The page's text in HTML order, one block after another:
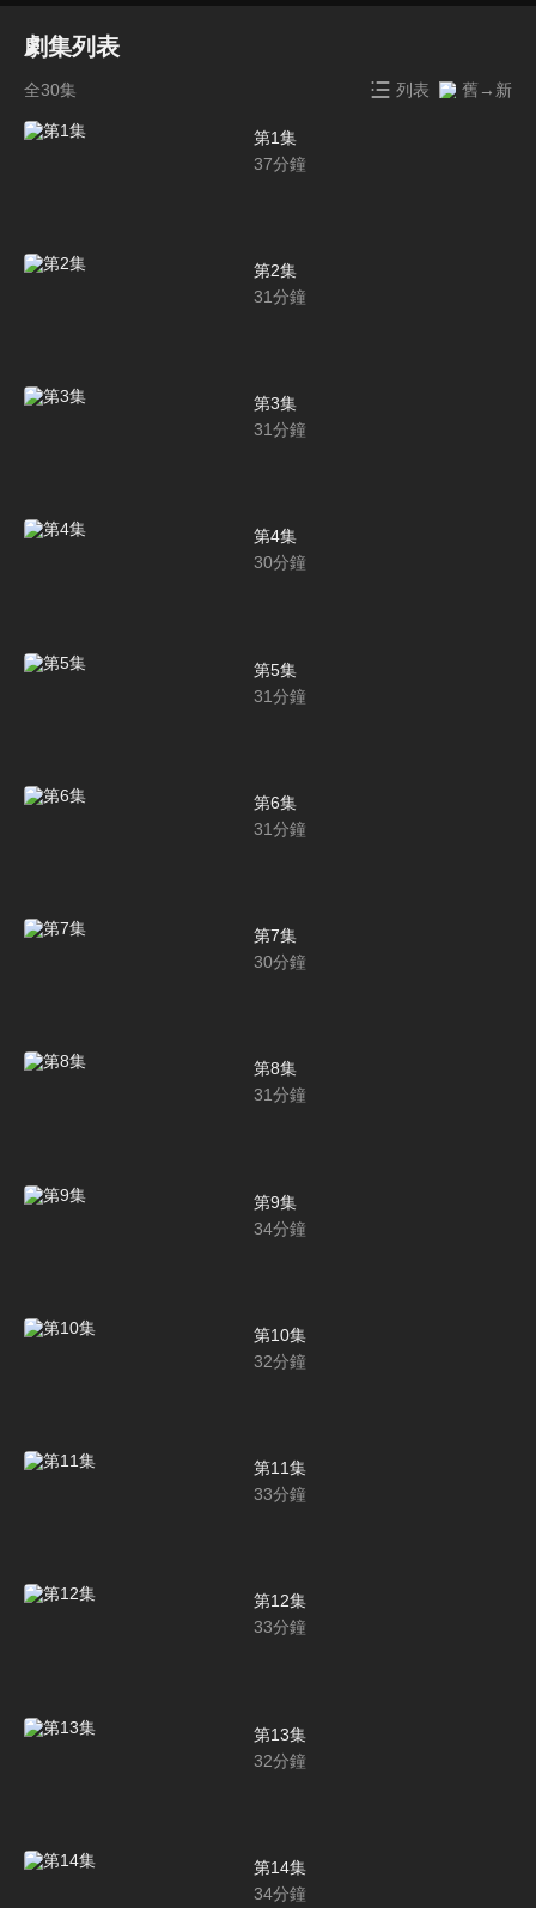
劇集列表
全30集 列表 舊→新
第1集
37分鐘
第2集
31分鐘
第3集
31分鐘
第4集
30分鐘
第5集
31分鐘
第6集
31分鐘
第7集
30分鐘
第8集
31分鐘
第9集
34分鐘
第10集
32分鐘
第11集
33分鐘
第12集
33分鐘
第13集
32分鐘
第14集
34分鐘